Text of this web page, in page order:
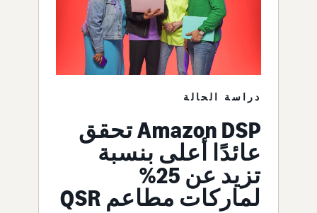
دراسة الحالة
Amazon DSP تحقق
عائدًا أعلى بنسبة
تزيد عن 25%
لماركات مطاعم QSR